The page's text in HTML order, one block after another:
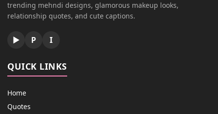
trending mehndi designs, glamorous makeup looks,
relationship quotes, and cute captions.
▶ P I
QUICK LINKS
Home
Quotes